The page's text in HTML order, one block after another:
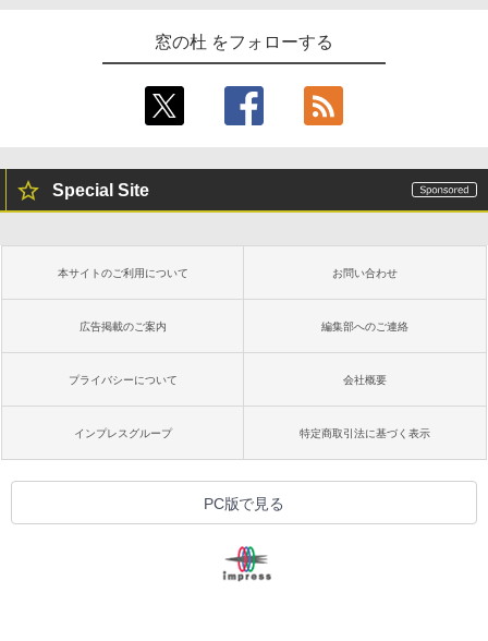
窓の杜 をフォローする
Special Site
本サイトのご利用について お問い合わせ
広告掲載のご案内 編集部へのご連絡
プライバシーについて 会社概要
インプレスグループ 特定商取引法に基づく表示
PC版で見る